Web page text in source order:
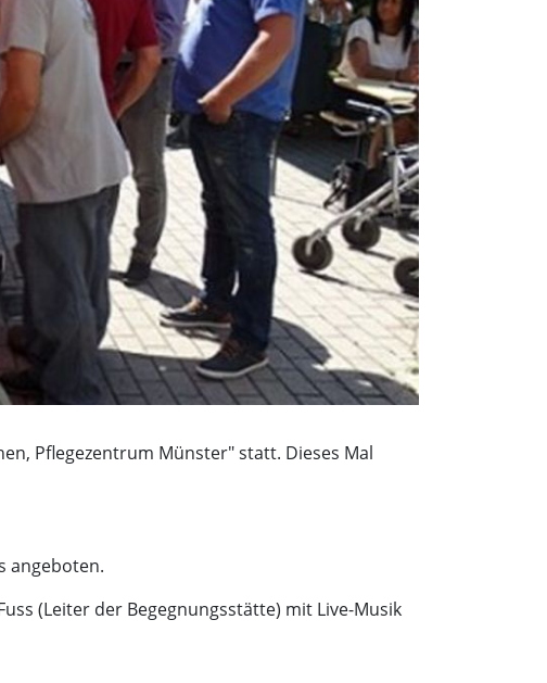
Pflegezentrum Münster" statt. Dieses Mal
angeboten.
(Leiter der Begegnungsstätte) mit Live-Musik